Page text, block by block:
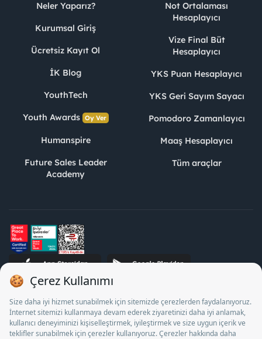
Neler Yaparız?
Kurumsal Giriş
Ücretsiz Kayıt Ol
İK Blog
YouthTech
Youth Awards Oy Ver
Humanspire
Future Sales Leader
Academy
Not Ortalaması
Hesaplayıcı
Vize Final Büt
Hesaplayıcı
YKS Puan Hesaplayıcı
YKS Geri Sayım Sayacı
Pomodoro Zamanlayıcı
Maaş Hesaplayıcı
Tüm araçlar
STJ İnsan Kaynakları Bilişim ve Danışmanlık A.Ş. Özel İstihdam
Bürosu Olarak 13/05/2025 - 12/05/2028 tarihleri arasında
faaliyette bulunmak üzere, Türkiye İş Kurumu tarafından